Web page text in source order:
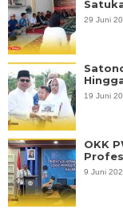
29 Juni
19 Juni
OKK
9 Juni